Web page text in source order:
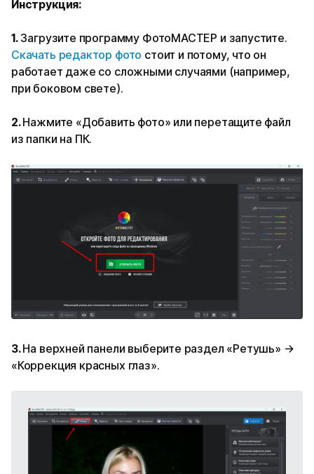
Инструкция:
1.Загрузите программу ФотоМАСТЕР и запустите.
Скачать редактор фото стоит и потому, что он
работает даже со сложными случаями (например,
при боковом свете).
2.Нажмите «Добавить фото» или перетащите файл
из папки на ПК.
3.На верхней панели выберите раздел «Ретушь» →
«Коррекция красных глаз».